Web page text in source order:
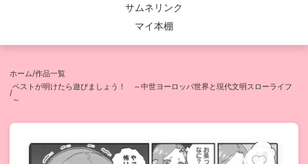
サムネリンク
マイ本棚
ホーム/作品一覧
/
ペストが明けたら遊びましょう！ ～中世ヨーロッパ世界と現代文明スローライフ
～